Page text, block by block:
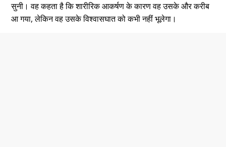
सुनी। वह कहता है कि शारीरिक आकर्षण के कारण वह उसके और करीब
आ गया, लेकिन वह उसके विश्वासघात को कभी नहीं भूलेगा।